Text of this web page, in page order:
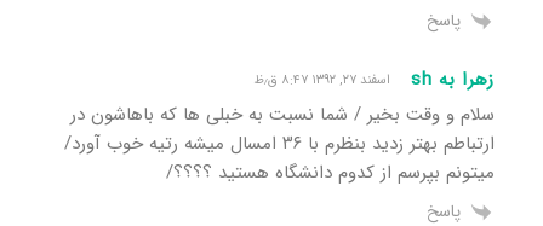
پاسخ
زهرا به sh اسفند ۲۷, ۱۳۹۲ ۸:۴۷ ق٫ظ
سلام و وقت بخیر / شما نسبت به خبلی ها که باهاشون در
ارتباطم بهتر زدید بنظرم با ۳۶ امسال میشه رتیه خوب آورد/
میتونم بپرسم از کدوم دانشگاه هستید ؟؟؟؟/
پاسخ